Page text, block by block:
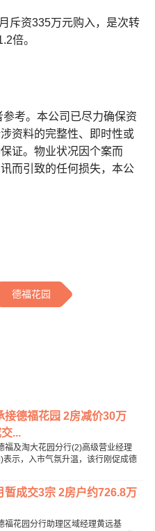
斥资335万元购入，是次转
倍。
考。本公司已尽力确保资
资料的完整性、即时性或
证。物业状况因个案而
而引致的任何损失，本公
德福花园
接德福花园 2房减价30万
...
福及淘大花园分行(2)高级营业经理
表示，入市气氛升温，该行刚促成德
暂成交3宗 2房户约726.8万
福花园分行助理区域经理黄远基